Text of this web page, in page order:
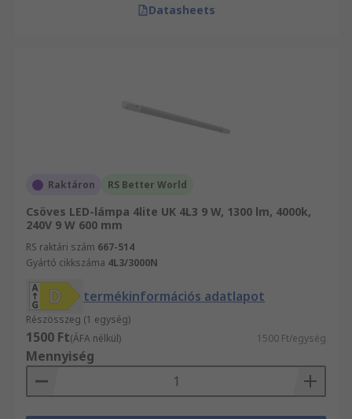
Datasheets
Raktáron RS Better World
Csöves LED-lámpa 4lite UK 4L3 9 W, 1300 lm, 4000k,
240V 9 W 600 mm
RS raktári szám 667-514
Gyártó cikkszáma 4L3/3000N
termékinformációs adatlapot
Részösszeg (1 egység)
1500 Ft(ÁFA nélkül) 1500 Ft/egység
Mennyiség